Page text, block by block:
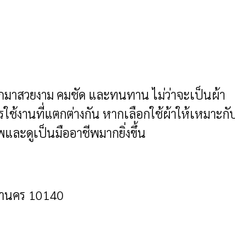
าสวยงาม คมชัด และทนทาน ไม่ว่าจะเป็นผ้า
งานที่แตกต่างกัน หากเลือกใช้ผ้าให้เหมาะกั
ละดูเป็นมืออาชีพมากยิ่งขึ้น
นคร 10140